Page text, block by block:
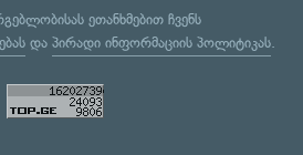
ეთანხმებით ჩვენს
და პირადი ინფორმაციის პოლიტიკას.